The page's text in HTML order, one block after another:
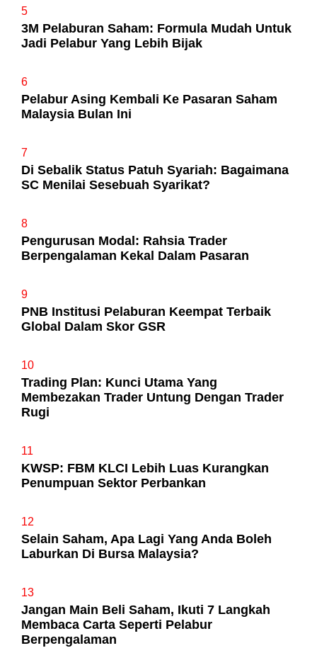
5
3M Pelaburan Saham: Formula Mudah Untuk
Jadi Pelabur Yang Lebih Bijak
6
Pelabur Asing Kembali Ke Pasaran Saham
Malaysia Bulan Ini
7
Di Sebalik Status Patuh Syariah: Bagaimana
SC Menilai Sesebuah Syarikat?
8
Pengurusan Modal: Rahsia Trader
Berpengalaman Kekal Dalam Pasaran
9
PNB Institusi Pelaburan Keempat Terbaik
Global Dalam Skor GSR
10
Trading Plan: Kunci Utama Yang
Membezakan Trader Untung Dengan Trader
Rugi
11
KWSP: FBM KLCI Lebih Luas Kurangkan
Penumpuan Sektor Perbankan
12
Selain Saham, Apa Lagi Yang Anda Boleh
Laburkan Di Bursa Malaysia?
13
Jangan Main Beli Saham, Ikuti 7 Langkah
Membaca Carta Seperti Pelabur
Berpengalaman